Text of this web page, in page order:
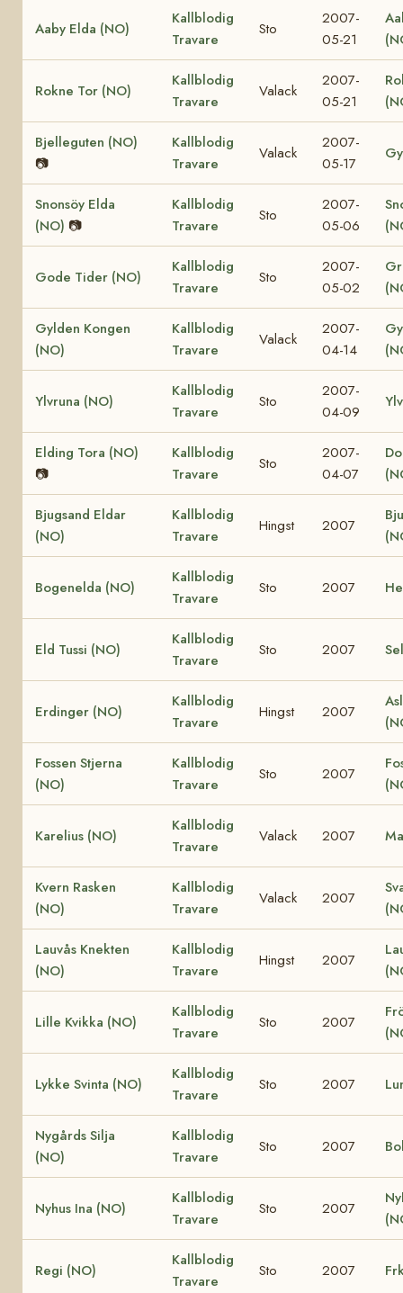
Aaby Elda (NO)
Kallblodig
Travare
Sto
2007-
05-21
Rokne Tor (NO)
Kallblodig
Travare
Valack
2007-
05-21
Bjelleguten (NO)
📷
Kallblodig
Travare
Valack
2007-
05-17
Snonsöy Elda
(NO) 📷
Kallblodig
Travare
Sto
2007-
05-06
Gode Tider (NO)
Kallblodig
Travare
Sto
2007-
05-02
Gylden Kongen
(NO)
Kallblodig
Travare
Valack
2007-
04-14
Ylvruna (NO)
Kallblodig
Travare
Sto
2007-
04-09
Elding Tora (NO)
📷
Kallblodig
Travare
Sto
2007-
04-07
Bjugsand Eldar
(NO)
Kallblodig
Travare
Hingst 2007
Bogenelda (NO)
Kallblodig
Travare
Sto 2007
Eld Tussi (NO)
Kallblodig
Travare
Sto 2007
Erdinger (NO)
Kallblodig
Travare
Hingst 2007
Fossen Stjerna
(NO)
Kallblodig
Travare
Sto 2007
Karelius (NO)
Kallblodig
Travare
Valack 2007
Kvern Rasken
(NO)
Kallblodig
Travare
Valack 2007
Lauvås Knekten
(NO)
Kallblodig
Travare
Hingst 2007
Lille Kvikka (NO)
Kallblodig
Travare
Sto 2007
Lykke Svinta (NO)
Kallblodig
Travare
Sto 2007
Nygårds Silja
(NO)
Kallblodig
Travare
Sto 2007
Nyhus Ina (NO)
Kallblodig
Travare
Sto 2007
Regi (NO)
Kallblodig
Travare
Sto 2007